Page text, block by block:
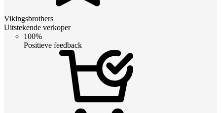
Vikingsbrothers
Uitstekende verkoper
100%
Positieve feedback